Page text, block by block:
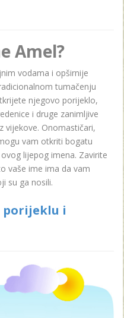
Amel?
vodama i opširnije
tumačenju
njegovo porijeklo,
i druge zanimljive
vijekove. Onomastičari,
vam otkriti bogatu
lijepog imena. Zavirite
vaše ime ima da vam
su ga nosili.
porijeklu i